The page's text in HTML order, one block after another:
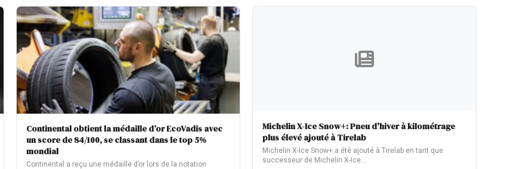
Continental obtient la médaille d’or EcoVadis avec
un score de 84/100, se classant dans le top 5%
mondial
Continental a reçu une médaille d’or lors de la notation
Michelin X-Ice Snow+: Pneu d'hiver à kilométrage
plus élevé ajouté à Tirelab
Michelin X-Ice Snow+ a été ajouté à Tirelab en tant que
successeur de Michelin X-Ice…